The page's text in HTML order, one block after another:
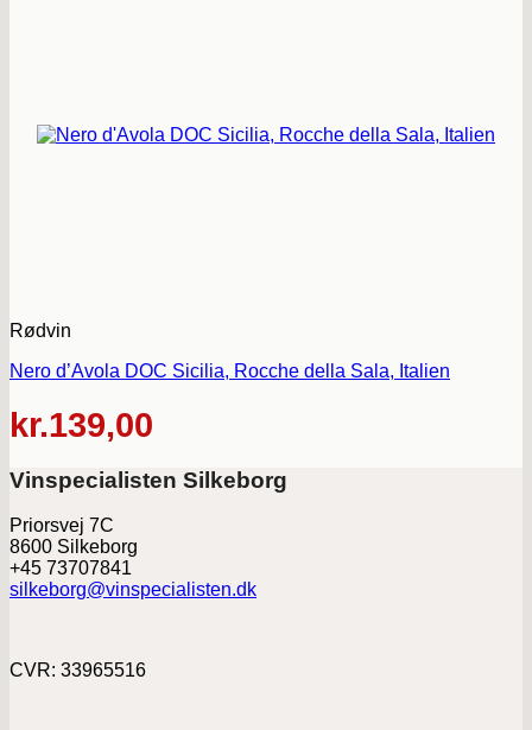
Rødvin
Nero d’Avola DOC Sicilia, Rocche della Sala, Italien
kr.139,00
Vinspecialisten Silkeborg
Priorsvej 7C
8600 Silkeborg
+45 73707841
silkeborg@vinspecialisten.dk
CVR: 33965516